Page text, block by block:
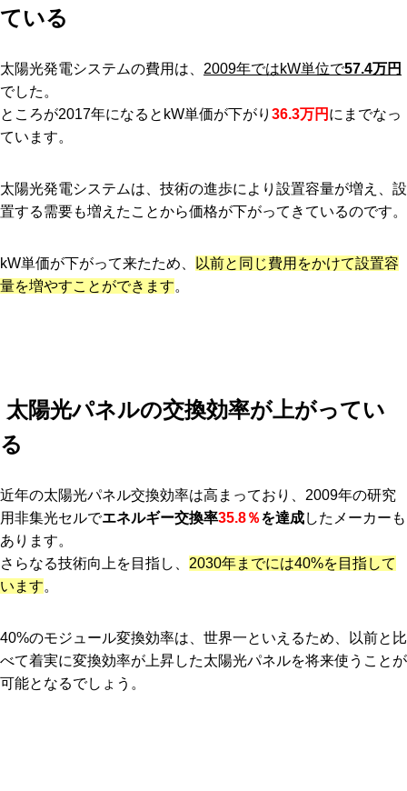
ている
太陽光発電システムの費用は、 2009年ではkW単位で57.4万円
でした。
ところが2017年になるとkW単価が下がり 36.3万円 にまでなっ
ています。
太陽光発電システムは、技術の進歩により設置容量が増え、設
置する需要も増えたことから価格が下がってきているのです。
kW単価が下がって来たため、
以前と同じ費用をかけて設置容
量を増やすことができます。
太陽光パネルの交換効率が上がってい
る
近年の太陽光パネル交換効率は高まっており、2009年の研究
用非集光セルでエネルギー交換率35.8％を達成したメーカーも
あります。
さらなる技術向上を目指し、 2030年までには40%を目指して
います。
40%のモジュール変換効率は、世界一といえるため、以前と比
べて着実に変換効率が上昇した太陽光パネルを将来使うことが
可能となるでしょう。